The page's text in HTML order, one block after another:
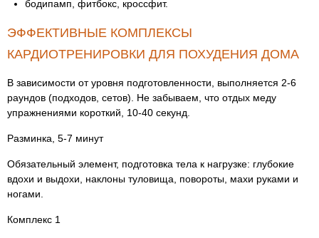
бодипамп, фитбокс, кроссфит.
ЭФФЕКТИВНЫЕ КОМПЛЕКСЫ
КАРДИОТРЕНИРОВКИ ДЛЯ ПОХУДЕНИЯ ДОМА
В зависимости от уровня подготовленности, выполняется 2-6
раундов (подходов, сетов). Не забываем, что отдых меду
упражнениями короткий, 10-40 секунд.
Разминка, 5-7 минут
Обязательный элемент, подготовка тела к нагрузке: глубокие
вдохи и выдохи, наклоны туловища, повороты, махи руками и
ногами.
Комплекс 1